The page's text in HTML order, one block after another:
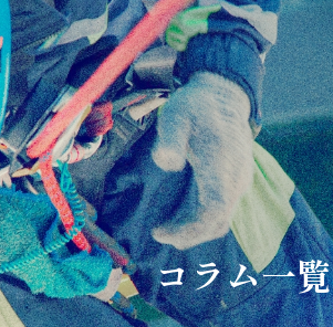
コラム一覧